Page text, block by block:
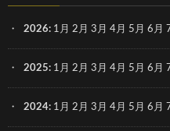
2026: 1月 2月 3月 4月 5月 6月
2025: 1月 2月 3月 4月 5月 6月
2024: 1月 2月 3月 4月 5月 6月